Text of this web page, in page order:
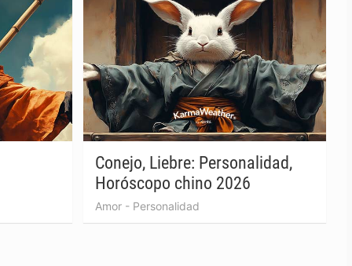
Conejo, Liebre: Personalidad,
Horóscopo chino 2026
Amor - Personalidad